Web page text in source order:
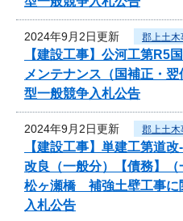
2024年9月2日更新 郡上土木
【建設工事】公河工第R5
メンテナンス（国補正・
型一般競争入札公告
2024年9月2日更新 郡上土木
【建設工事】単建工第道
改良（一般分）【債務】（
松ヶ瀬橋 補強土壁工事に
入札公告